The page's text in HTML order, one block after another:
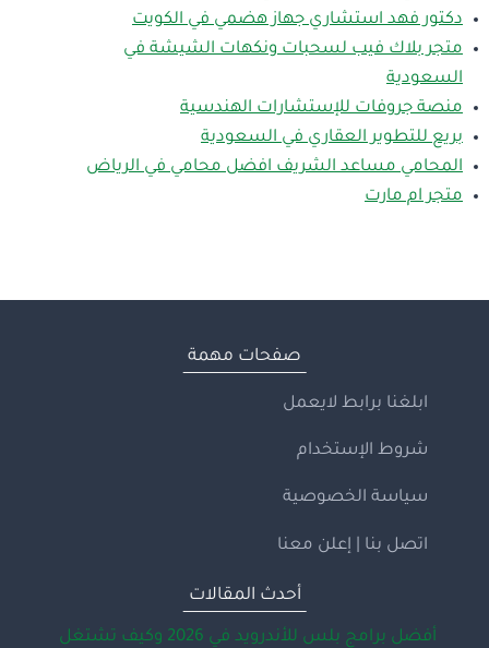
دكتور فهد استشاري جهاز هضمي في الكويت
متجر بلاك فيب لسحبات ونكهات الشيشة في
السعودية
منصة جروفات للإستشارات الهندسية
بريع للتطوير العقاري في السعودية
المحامي مساعد الشريف افضل محامي في الرياض
متجر ام مارت
صفحات مهمة
ابلغنا برابط لايعمل
شروط الإستخدام
سياسة الخصوصية
اتصل بنا | إعلن معنا
أحدث المقالات
أفضل برامج بلس للأندرويد في 2026 وكيف تشتغل